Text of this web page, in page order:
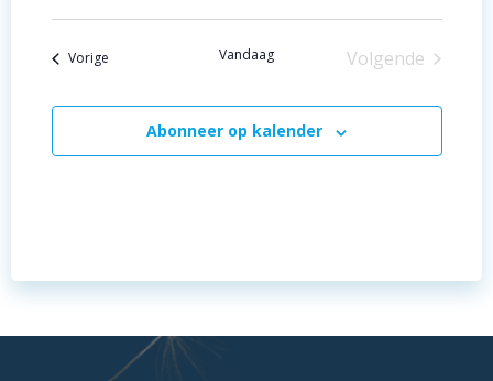
e
VorigeEvenementen Vandaag
Volgende
Abonneer op kalender